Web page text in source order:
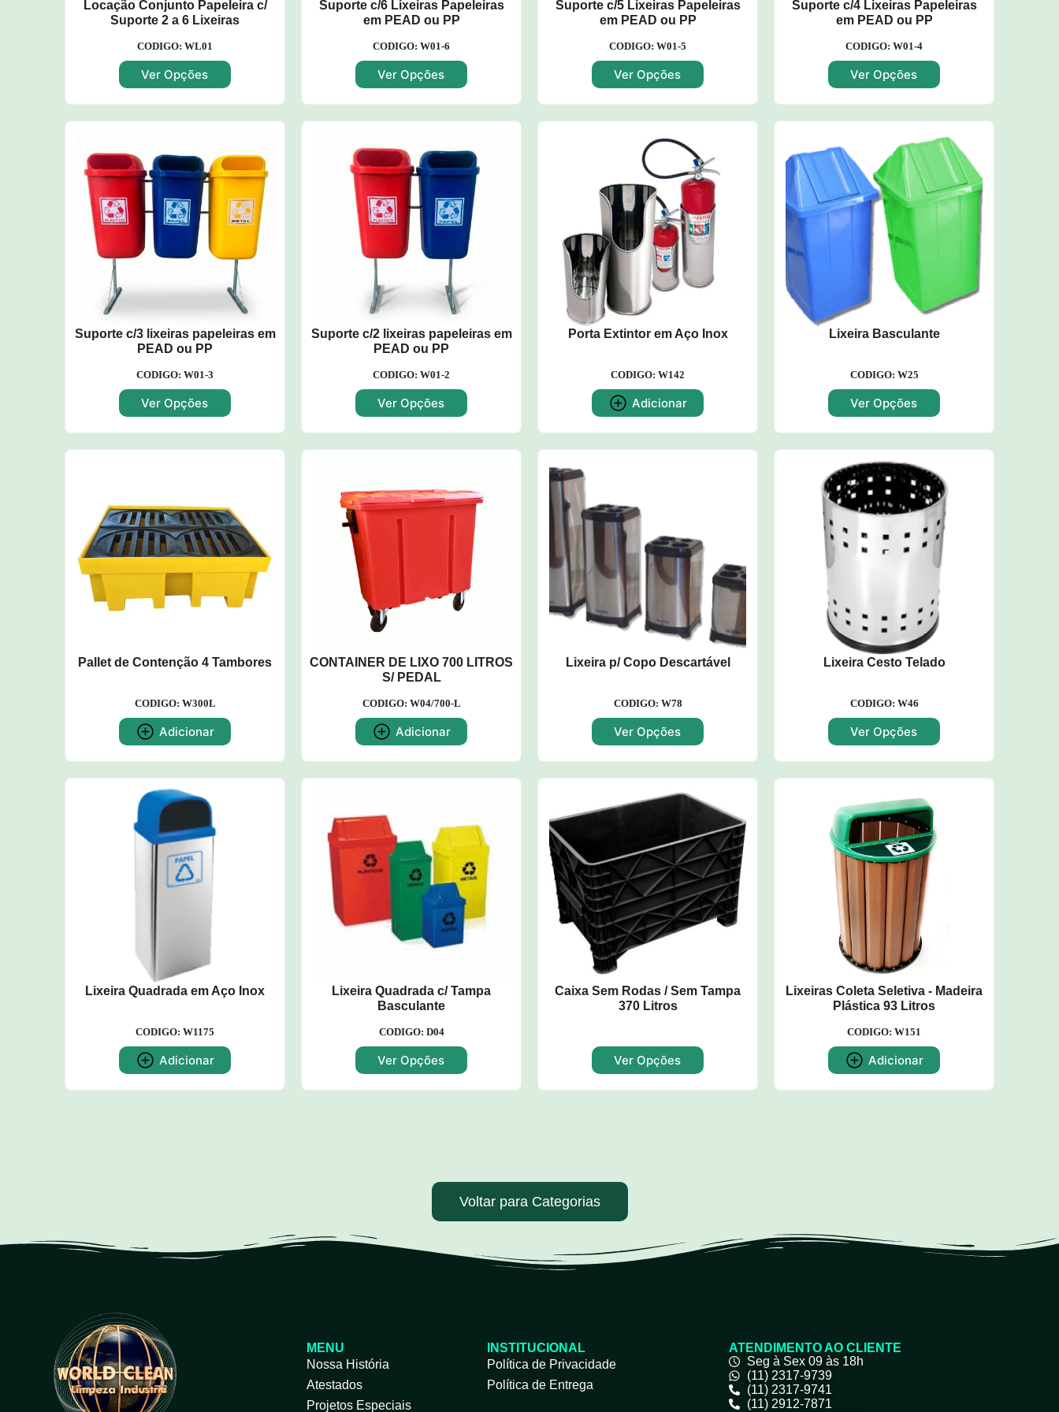
Locação Conjunto Papeleira c/
Suporte 2 a 6 Lixeiras
CODIGO: WL01
Ver Opções
Suporte c/6 Lixeiras Papeleiras
em PEAD ou PP
CODIGO: W01-6
Ver Opções
Suporte c/5 Lixeiras Papeleiras
em PEAD ou PP
CODIGO: W01-5
Ver Opções
Suporte c/4 Lixeiras Papeleiras
em PEAD ou PP
CODIGO: W01-4
Ver Opções
Suporte c/3 lixeiras papeleiras em
PEAD ou PP
CODIGO: W01-3
Ver Opções
Suporte c/2 lixeiras papeleiras em
PEAD ou PP
CODIGO: W01-2
Ver Opções
Porta Extintor em Aço Inox
CODIGO: W142
Adicionar
Lixeira Basculante
CODIGO: W25
Ver Opções
Pallet de Contenção 4 Tambores
CODIGO: W300L
Adicionar
CONTAINER DE LIXO 700 LITROS
S/ PEDAL
CODIGO: W04/700-L
Adicionar
Lixeira p/ Copo Descartável
CODIGO: W78
Ver Opções
Lixeira Cesto Telado
CODIGO: W46
Ver Opções
Lixeira Quadrada em Aço Inox
CODIGO: W1175
Adicionar
Lixeira Quadrada c/ Tampa
Basculante
CODIGO: D04
Ver Opções
Caixa Sem Rodas / Sem Tampa
370 Litros
Ver Opções
Lixeiras Coleta Seletiva - Madeira
Plástica 93 Litros
CODIGO: W151
Adicionar
Voltar para Categorias
MENU
Nossa História
Atestados
Projetos Especiais
INSTITUCIONAL
Política de Privacidade
Política de Entrega
ATENDIMENTO AO CLIENTE
Seg à Sex 09 às 18h
(11) 2317-9739
(11) 2317-9741
(11) 2912-7871